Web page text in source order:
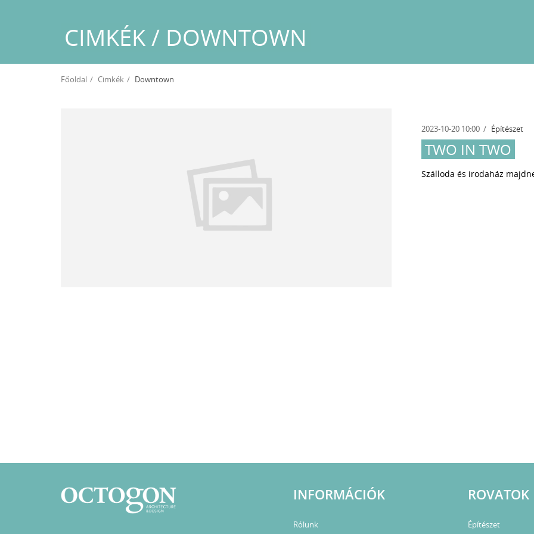
CIMKÉK / DOWNTOWN
Főoldal Cimkék Downtown
2023-10-20 10:00 Építészet
TWO IN TWO
Szálloda és irodaház
INFORMÁCIÓK
Rólunk
ROVATOK
Építészet